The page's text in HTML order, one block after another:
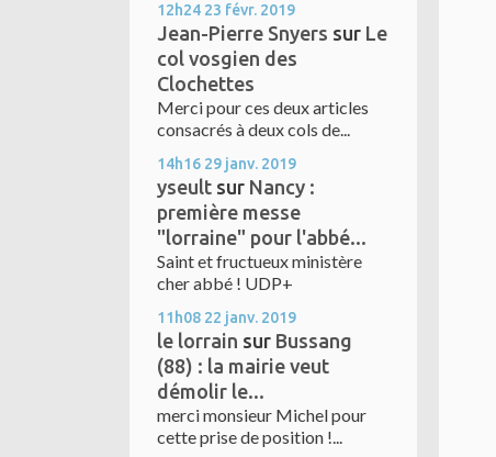
12h24 23 févr. 2019
Jean-Pierre Snyers sur Le
col vosgien des
Clochettes
Merci pour ces deux articles
consacrés à deux cols de...
14h16 29 janv. 2019
yseult sur Nancy :
première messe
"lorraine" pour l'abbé...
Saint et fructueux ministère
cher abbé ! UDP+
11h08 22 janv. 2019
le lorrain sur Bussang
(88) : la mairie veut
démolir le...
merci monsieur Michel pour
cette prise de position !...